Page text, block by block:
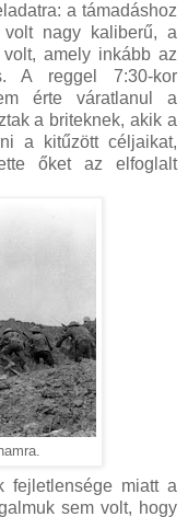
a támadáshoz
nagy kaliberű, a
amely inkább az
A reggel 7:30-kor
érte váratlanul a
a briteknek, akik a
a kitűzött céljaikat,
őket az elfoglalt
fejletlensége miatt a
sem volt, hogy